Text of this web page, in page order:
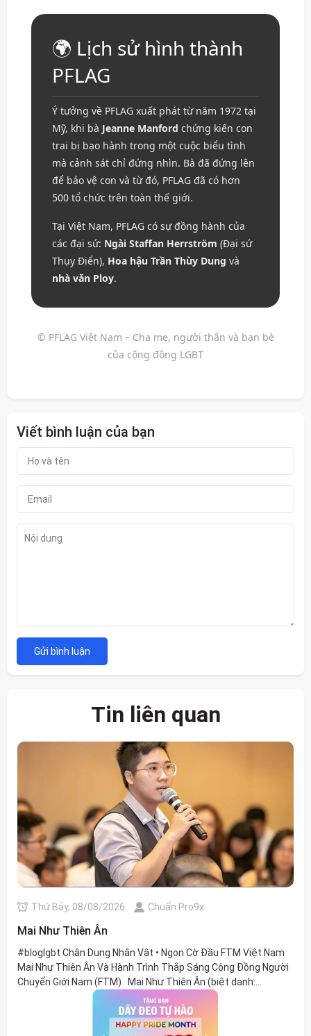
🌍 Lịch sử hình thành
PFLAG
Ý tưởng về PFLAG xuất phát từ năm 1972 tại
Mỹ, khi bà Jeanne Manford chứng kiến con
trai bị bạo hành trong một cuộc biểu tình
mà cảnh sát chỉ đứng nhìn. Bà đã đứng lên
để bảo vệ con và từ đó, PFLAG đã có hơn
500 tổ chức trên toàn thế giới.
Tại Việt Nam, PFLAG có sự đồng hành của
các đại sứ: Ngài Staffan Herrström (Đại sứ
Thụy Điển), Hoa hậu Trần Thùy Dung và
nhà văn Ploy.
© PFLAG Việt Nam – Cha mẹ, người thân và bạn bè
của cộng đồng LGBT
Viết bình luận của bạn
Gửi bình luận
Tin liên quan
Thứ Bảy, 08/08/2026 Chuẩn Pro9x
Mai Như Thiên Ân
#bloglgbt Chân Dung Nhân Vật • Ngọn Cờ Đầu FTM Việt Nam
Mai Như Thiên Ân Và Hành Trình Thắp Sáng Cộng Đồng Người
Chuyển Giới Nam (FTM) Mai Như Thiên Ân (biệt danh:...